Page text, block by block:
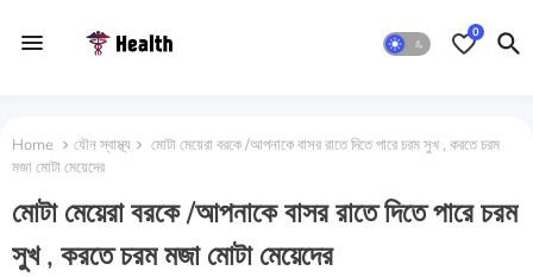
0
Home যৌন স্বাস্থ্য
মোটা মেয়েরা বরকে /আপনাকে বাসর রাতে দিতে পারে চরম সুখ , করতে চরম
মজা মোটা মেয়েদের
মোটা মেয়েরা বরকে /আপনাকে বাসর রাতে দিতে পারে চরম
সুখ , করতে চরম মজা মোটা মেয়েদের